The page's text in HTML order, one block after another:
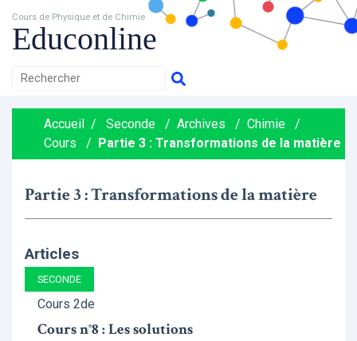
Cours de Physique et de Chimie
Educonline
Accueil / Seconde / Archives / Chimie
/
Cours
/ Partie 3 : Transformations de la matière
Partie 3 : Transformations de la matière
Articles
SECONDE
Cours 2de
Cours n°8 : Les solutions